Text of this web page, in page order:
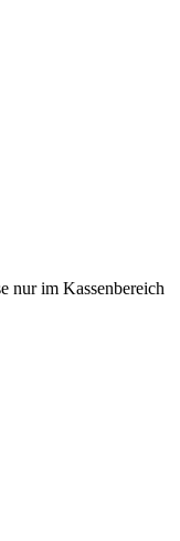
nur im Kassenbereich